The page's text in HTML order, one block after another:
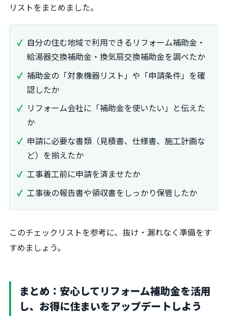
リストをまとめました。
自分の住む地域で利用できるリフォーム補助金・
給湯器交換補助金・換気扇交換補助金を調べたか
補助金の「対象機器リスト」や「申請条件」を確
認したか
リフォーム会社に「補助金を使いたい」と伝えた
か
申請に必要な書類（見積書、仕様書、施工計画な
ど）を揃えたか
工事着工前に申請を済ませたか
工事後の報告書や領収書をしっかり保管したか
このチェックリストを参考に、抜け・漏れなく準備をす
すめましょう。
まとめ：安心してリフォーム補助金を活用
し、お得に住まいをアップデートしよう